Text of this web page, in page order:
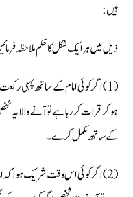
ہیں:
ذیل میں ہر ایک شکل کا حکم ملاحظہ
(1) اگر کوئی امام کے ساتھ پہلی
ہوکر قرات کر رہا ہے تو آنے والا یہ
کے ساتھ مکمل کرے۔
(2) اگر کوئی اس وقت شریک ہوا کہ